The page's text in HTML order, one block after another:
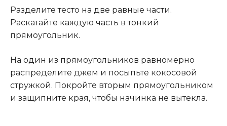
Разделите тесто на две равные части.
Раскатайте каждую часть в тонкий
прямоугольник.
На один из прямоугольников равномерно
распределите джем и посыпьте кокосовой
стружкой. Покройте вторым прямоугольником
и защипните края, чтобы начинка не вытекла.